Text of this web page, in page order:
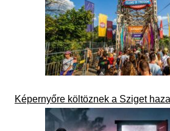
Képernyőre költöznek a Sziget